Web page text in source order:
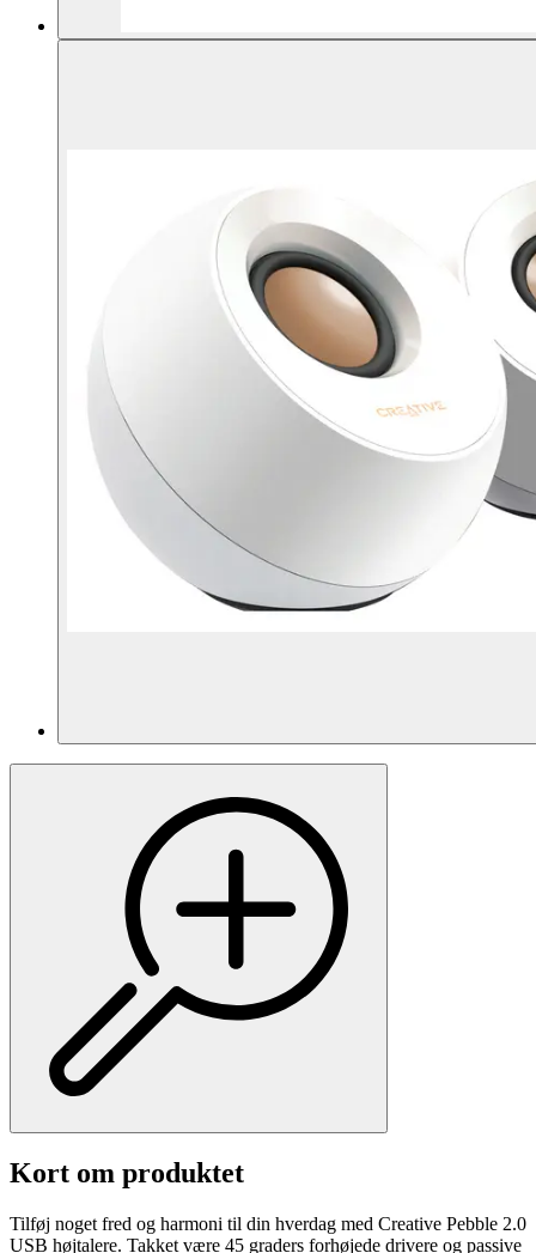
Kort om produktet
Tilføj noget fred og harmoni til din hverdag med Creative Pebble 2.0
USB højtalere. Takket være 45 graders forhøjede drivere og passive